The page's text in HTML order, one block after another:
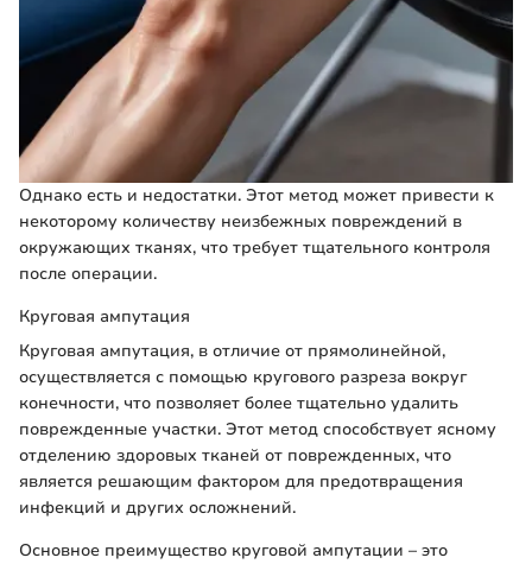
Однако есть и недостатки. Этот метод может привести к
некоторому количеству неизбежных повреждений в
окружающих тканях, что требует тщательного контроля
после операции.
Круговая ампутация
Круговая ампутация, в отличие от прямолинейной,
осуществляется с помощью кругового разреза вокруг
конечности, что позволяет более тщательно удалить
поврежденные участки. Этот метод способствует ясному
отделению здоровых тканей от поврежденных, что
является решающим фактором для предотвращения
инфекций и других осложнений.
Основное преимущество круговой ампутации – это